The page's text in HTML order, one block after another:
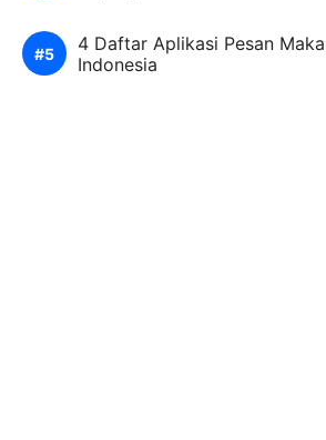
4 Daftar Aplikasi Pesan
Indonesia